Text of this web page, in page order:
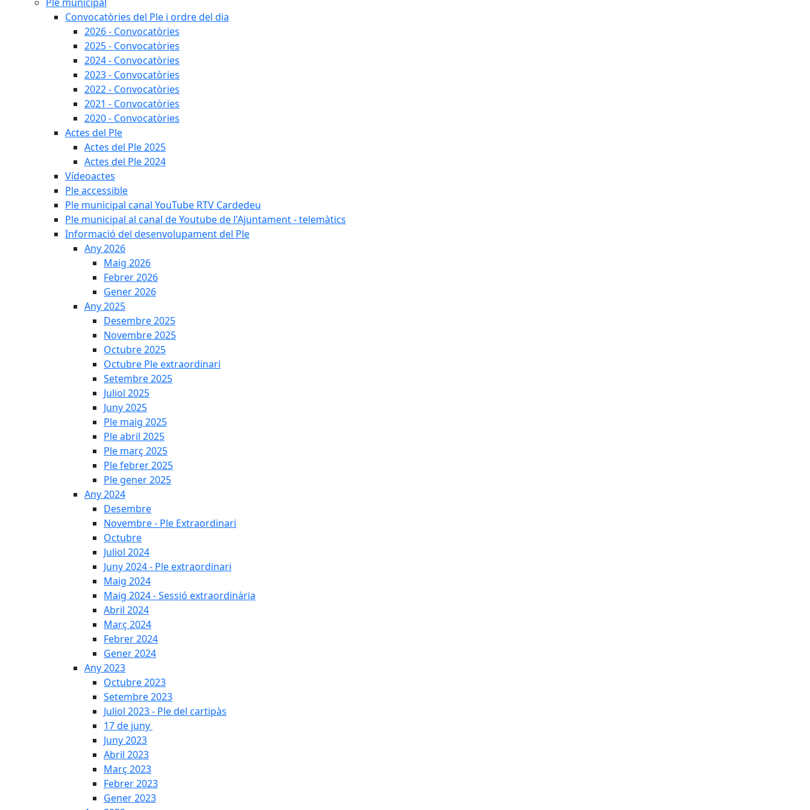
Convocatòries del Ple i ordre del dia
2026 - Convocatòries
2025 - Convocatòries
2024 - Convocatòries
2023 - Convocatòries
2022 - Convocatòries
2021 - Convocatòries
2020 - Convocatòries
Actes del Ple
Actes del Ple 2025
Actes del Ple 2024
Vídeoactes
Ple accessible
Ple municipal canal YouTube RTV Cardedeu
Ple municipal al canal de Youtube de l'Ajuntament - telemàtics
Informació del desenvolupament del Ple
Any 2026
Maig 2026
Febrer 2026
Gener 2026
Any 2025
Desembre 2025
Novembre 2025
Octubre 2025
Octubre Ple extraordinari
Setembre 2025
Juliol 2025
Juny 2025
Ple maig 2025
Ple abril 2025
Ple març 2025
Ple febrer 2025
Ple gener 2025
Any 2024
Desembre
Novembre - Ple Extraordinari
Octubre
Juliol 2024
Juny 2024 - Ple extraordinari
Maig 2024
Maig 2024 - Sessió extraordinària
Abril 2024
Març 2024
Febrer 2024
Gener 2024
Any 2023
Octubre 2023
Setembre 2023
Juliol 2023 - Ple del cartipàs
17 de juny
Juny 2023
Abril 2023
Març 2023
Febrer 2023
Gener 2023